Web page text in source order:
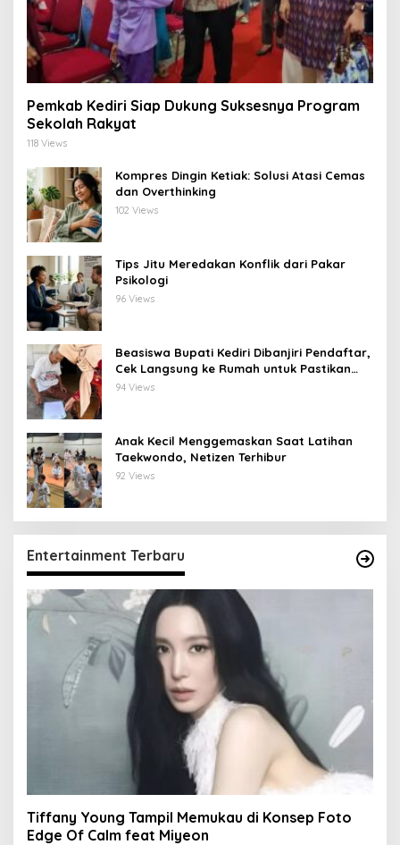
Pemkab Kediri Siap Dukung Suksesnya Program
Sekolah Rakyat
118 Views
Kompres Dingin Ketiak: Solusi Atasi Cemas
dan Overthinking
102 Views
Tips Jitu Meredakan Konflik dari Pakar
Psikologi
96 Views
Beasiswa Bupati Kediri Dibanjiri Pendaftar,
Cek Langsung ke Rumah untuk Pastikan
Tepat Sasaran
94 Views
Anak Kecil Menggemaskan Saat Latihan
Taekwondo, Netizen Terhibur
92 Views
Entertainment Terbaru
Tiffany Young Tampil Memukau di Konsep Foto
Edge Of Calm feat Miyeon